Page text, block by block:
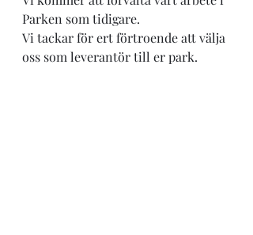
Parken som tidigare.
Vi tackar för ert förtroende att välja
oss som leverantör till er park.